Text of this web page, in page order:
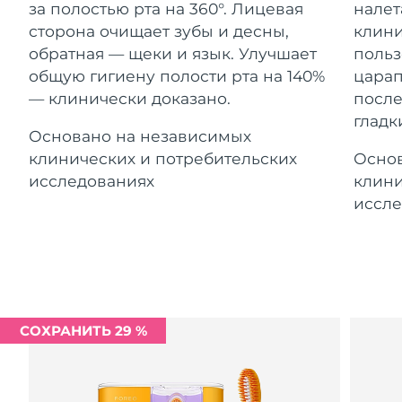
за полостью рта на 360°. Лицевая
сторона очищает зубы и десны,
обратная — щеки и язык. Улучшает
общую гигиену полости рта на 140%
— клинически доказано.
Основано на независимых
клинических и потребительских
исследованиях
СОХРАНИТЬ 29 %
For healthy hair
18% PAP
Косметика Для мужчин
Купить
Гибралтар
Ожидаемая дата доставки
12/08/2026
Греция
Ожидаемая дата доставки
08/08/2026
Гонконг (САР)
Ожидаемая дата доставки
Венгрия
08/08/2026
Ирландия
Ожидаемая дата доставки